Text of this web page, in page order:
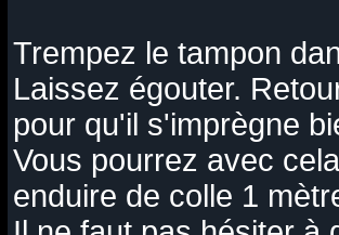
Trempez le tampon
Laissez égouter.
pour qu'il s'imprègne
Vous pourrez avec
enduire de colle 1